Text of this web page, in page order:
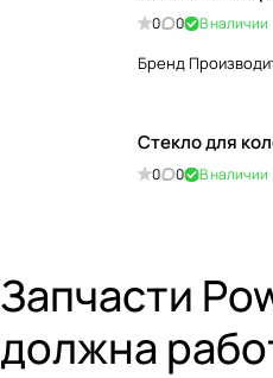
0 0 В наличии
Бренд
Стекло для
0 0 В наличии
Запчасти
должна